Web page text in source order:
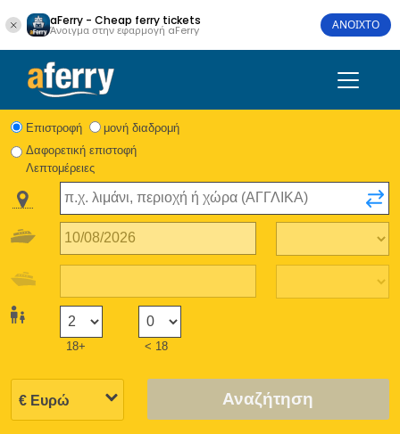
aFerry - Cheap ferry tickets
Άνοιγμα στην εφαρμογή aFerry ΑΝΟΙΧΤΟ
Eπιστροφή
μονή διαδρομή
Δαφορετική επιστοφή
Λεπτομέρειες
18+ < 18
Αναζήτηση